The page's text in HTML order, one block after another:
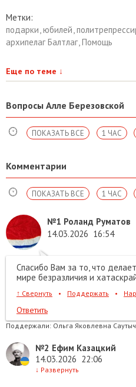
Метки:
подарки,юбилей,
архипелаг Балтлаг,Помощь
Еще по теме ↓
Вопросы Алле Березовской
1 ЧАС
ПОКАЗАТЬ ВСЕ
Комментарии
1 ЧАС
ПОКАЗАТЬ ВСЕ
№1 Роланд Руматов
14.03.2026 16:54
Спасибо Вам за то, что
мире безразличия и
↑ Свернуть • Поддержать •
Ответить
Поддержали: Ольга Яковлевна
№2 Ефим Казацкий
14.03.2026 22:06
↓ Развернуть